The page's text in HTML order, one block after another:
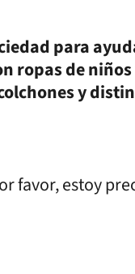
para
ropas de
y
favor, estoy